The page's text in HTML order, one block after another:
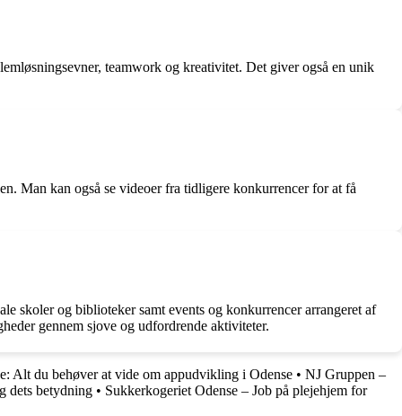
teamwork og kreativitet. Det giver også en unik
Man kan også se videoer fra tidligere konkurrencer for at få
skoler og biblioteker samt events og konkurrencer arrangeret af
gennem sjove og udfordrende aktiviteter.
Alt du behøver at vide om appudvikling i Odense • NJ Gruppen –
dets betydning • Sukkerkogeriet Odense – Job på plejehjem for